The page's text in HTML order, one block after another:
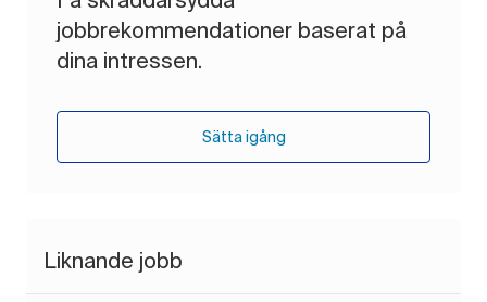
jobbrekommendationer baserat på
dina intressen.
Sätta igång
Liknande jobb